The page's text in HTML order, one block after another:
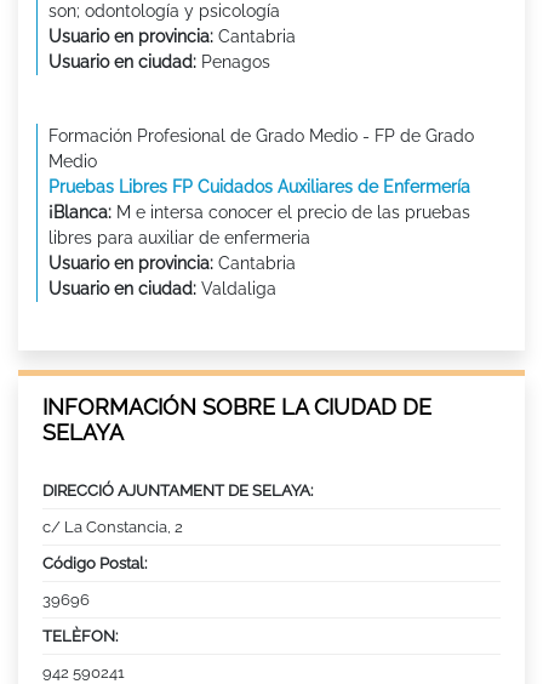
son; odontología y psicología
Usuario en provincia: Cantabria
Usuario en ciudad: Penagos
Formación Profesional de Grado Medio - FP de Grado
Medio
Pruebas Libres FP Cuidados Auxiliares de Enfermería
¡Blanca: M e intersa conocer el precio de las pruebas
libres para auxiliar de enfermeria
Usuario en provincia: Cantabria
Usuario en ciudad: Valdaliga
INFORMACIÓN SOBRE LA CIUDAD DE
SELAYA
DIRECCIÓ AJUNTAMENT DE SELAYA:
c/ La Constancia, 2
Código Postal:
39696
TELÈFON:
942 590241